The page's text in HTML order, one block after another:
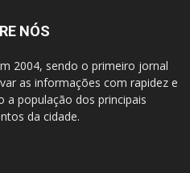
NÓS
2004, sendo o primeiro jornal
as informações com rapidez e
a população dos principais
da cidade.